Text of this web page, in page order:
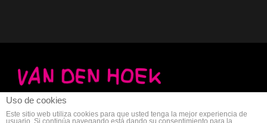
Copyright 2023 - Jacco van den Hoek - Arte Aviso legal Privacidad
-
Uso de cookies
Este sitio web utiliza cookies para que usted tenga la mejor experiencia de
usuario. Si continúa navegando está dando su consentimiento para la